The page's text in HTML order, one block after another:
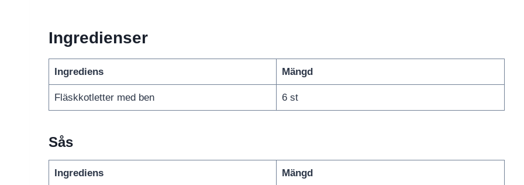
Ingredienser
Ingrediens Mängd
Fläskkotletter med ben 6 st
Sås
Ingrediens Mängd